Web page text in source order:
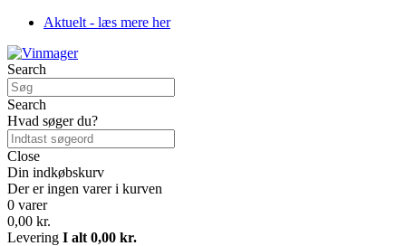
Aktuelt - læs mere her
Search
Search
Hvad søger du?
Close
Din indkøbskurv
Der er ingen varer i kurven
0 varer
0,00 kr.
Levering I alt 0,00 kr.